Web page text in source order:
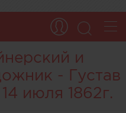
и
- Густав
июля 1862г.